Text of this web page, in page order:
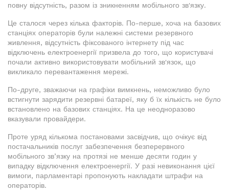
повну відсутність, разом із зникненням мобільного зв'язку.
Це сталося через кілька факторів. По-перше, хоча на базових
станціях операторів були належні системи резервного
живлення, відсутність фіксованого інтернету під час
відключень електроенергії призвела до того, що користувачі
почали активно використовувати мобільний зв'язок, що
викликало перевантаження мережі.
По-друге, зважаючи на графіки вимкнень, неможливо було
встигнути зарядити резервні батареї, яку б їх кількість не було
встановлено на базових станціях. На це неодноразово
вказували провайдери.
Проте уряд кількома постановами засвідчив, що очікує від
постачальників послуг забезпечення безперервного
мобільного зв’язку на протязі не менше десяти годин у
випадку відключення електроенергії. У разі невиконання цієї
вимоги, парламентарі пропонують накладати штрафи на
операторів.